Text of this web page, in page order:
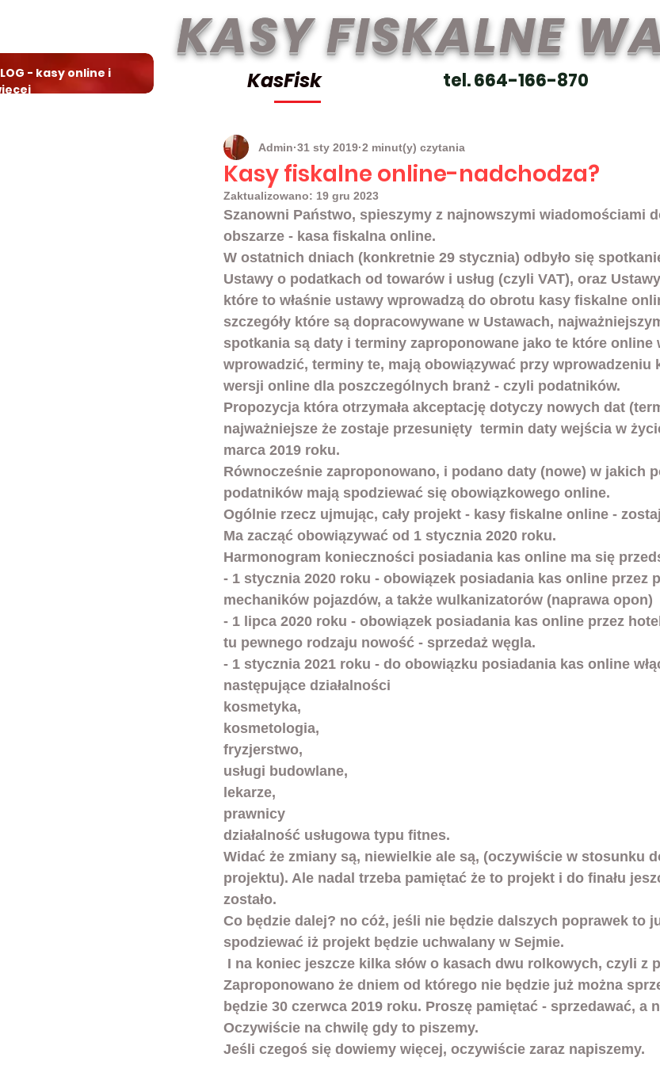
- kasy online i
KASY FISKALNE
KasFisk tel. 664-166-870
Kasy fiskalne online-nadchodza?
Admin 31 sty 2019 2 minut(y) czytania
Zaktualizowano: 19 gru 2023
Szanowni Państwo, spieszymy z najnowszymi wiadomościami
obszarze - kasa fiskalna online.
W ostatnich dniach (konkretnie 29 stycznia) odbyło się
Ustawy o podatkach od towarów i usług (czyli VAT), oraz
które to właśnie ustawy wprowadzą do obrotu kasy fiskalne
szczegóły które są dopracowywane w Ustawach,
spotkania są daty i terminy zaproponowane jako te które online
wprowadzić, terminy te, mają obowiązywać przy wprowadzeniu
wersji online dla poszczególnych branż - czyli podatników.
Propozycja która otrzymała akceptację dotyczy nowych dat
najważniejsze że zostaje przesunięty  termin daty wejścia w
marca 2019 roku.
Równocześnie zaproponowano, i podano daty (nowe) w jakich
podatników mają spodziewać się obowiązkowego online.
Ogólnie rzecz ujmując, cały projekt - kasy fiskalne online -
Ma zacząć obowiązywać od 1 stycznia 2020 roku.
Harmonogram konieczności posiadania kas online ma się
- 1 stycznia 2020 roku - obowiązek posiadania kas online przez
mechaników pojazdów, a także wulkanizatorów (naprawa opon)
- 1 lipca 2020 roku - obowiązek posiadania kas online przez
tu pewnego rodzaju nowość - sprzedaż węgla.
- 1 stycznia 2021 roku - do obowiązku posiadania kas online
następujące działalności
kosmetyka,
kosmetologia,
fryzjerstwo,
usługi budowlane,
lekarze,
prawnicy
działalność usługowa typu fitnes.
Widać że zmiany są, niewielkie ale są, (oczywiście w stosunku
projektu). Ale nadal trzeba pamiętać że to projekt i do finału
zostało.
Co będzie dalej? no cóż, jeśli nie będzie dalszych poprawek to
spodziewać iż projekt będzie uchwalany w Sejmie.
Zaproponowano że dniem od którego nie będzie już można
będzie 30 czerwca 2019 roku. Proszę pamiętać - sprzedawać, a
Oczywiście na chwilę gdy to piszemy.
Jeśli czegoś się dowiemy więcej, oczywiście zaraz napiszemy.